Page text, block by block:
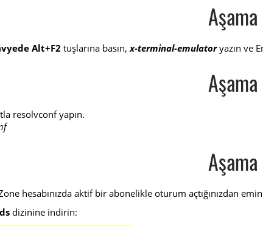
Aşama
Alt+F2 tuşlarına basın,x-terminal-emulatoryazın ve
Aşama
resolvconf yapın.
Aşama
hesabınızda aktif bir abonelikle oturum açtığınızdan
dizinine indirin: